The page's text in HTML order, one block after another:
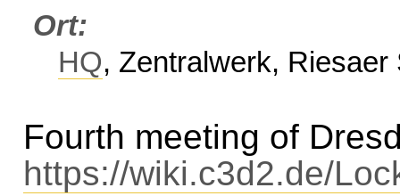
Ort
HQ, Zentralwerk,
Fourth meeting of
https://wiki.c3d2.de/